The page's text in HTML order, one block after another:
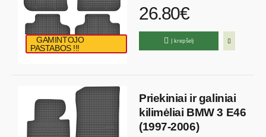
GAMINTOJO
PASTABOS !!!
26.80€
Į krepšelį
Priekiniai ir galiniai
kilimėliai BMW 3 E46
(1997-2006)